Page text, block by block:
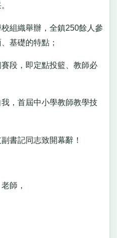
織舉辦，全鎮250餘人參
基礎的特點；
段，即定點投籃、教師必
，首屆中小學教師教學技
記同志致開幕辭！
師，